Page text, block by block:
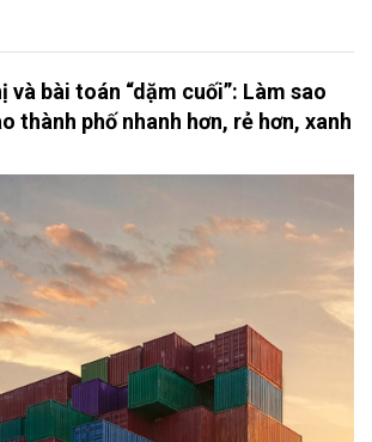
bài toán “dặm cuối”: Làm sao
thành phố nhanh hơn, rẻ hơn, xanh